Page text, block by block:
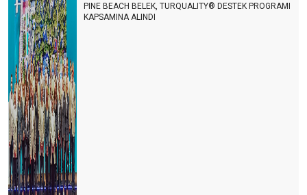
PINE BEACH BELEK, TURQUALITY® DESTEK PROGRAMI
KAPSAMINA ALINDI